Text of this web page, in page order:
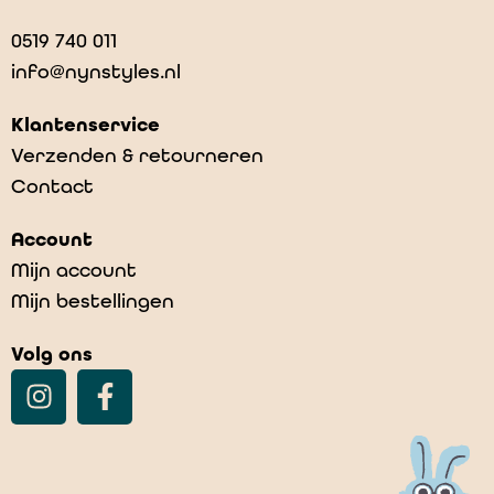
0519 740 011
info@nynstyles.nl
Klantenservice
Verzenden & retourneren
Contact
Account
Mijn account
Mijn bestellingen
Volg ons